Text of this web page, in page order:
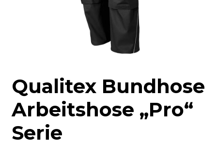
Qualitex Bundhose
Arbeitshose „Pro“
Serie